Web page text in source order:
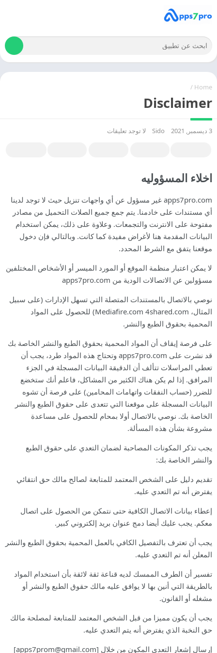
Home
/
Disclaimer
3 ديسمبر, 2021 Sido لا توجد تعليقات
اخلاء المسؤوليه
apps7pro.com غير مسؤول عن أي واجهات تنزيل حيث لا توجد لدينا
أي مستندات على خادمنا. يتم جمع جميع الصلات التحميل من مصادر
مفتوحة على الانترنت والتجمعات. وعلاوة على ذلك، يمكن استخدام
البيانات المقدمة هنا لأغراض مفيدة كما كانت. وبالتالي فإن دخول
موقعنا يتفق مع الشرط المحدد.
لا يمكن اعتبار منظمة الموقع أو المورد الميسر أو الأشخاص المختلفين
مسؤولين عن الاتصالات الودية من apps7pro.com
نوصي بالاتصال بالمستندات المتصلة التي تسهل الإدارات (على سبيل
المثال، Mediafire.com 4shared.com) للحصول على المواد
المحمية بحقوق الطبع والنشر.
على فرصة إيقاف أن المواد المحمية بحقوق الطبع والنشر الخاصة بك
قد نشرت على apps7pro.com وتحتاج هذه المواد طرد، يجب أن
تعطي المراسلات تتألف أن الدقيقة البيانات المسجلة في الجزء
المرافق. إذا لم يكن هناك الكثير من المشاكل، فاعلم أنك ستخضع
للضرر (حساب النفقات واتهامات المحامين) على فرصة أن تشوه
البيانات المسجلة على موقعنا التي تتعدى على حقوق الطبع والنشر
الخاصة بك. نوصي بالاتصال أولا بمحام للحصول على مساعدة
مشروعة بشأن هذه المسألة.
يجب تذكر المكونات المصاحبة لضمان التعدي على حقوق الطبع
والنشر الخاصة بك:
تقديم دليل على الشخص المعتمد للمتابعة لصالح مالك حق انتقائي
يفترض أنه تم التعدي عليه.
إعطاء بيانات الاتصال الكافية حتى نتمكن من الحصول على اتصال
معكم. يجب عليك أيضا دمج عنوان بريد إلكتروني كبير.
يجب أن تعترف بالتفصيل الكافي بالعمل المحمية بحقوق الطبع والنشر
المعلن أنه تم التعدي عليه.
تفسير أن الطرف الممسك لديه قناعة ثقة لائقة بأن استخدام المواد
بالطريقة التي أنين بها لا يوافق عليه مالك حقوق الطبع والنشر أو
مشغله أو القانون.
يجب أن يكون مميزا من قبل الشخص المعتمد للمتابعة لمصلحة مالك
حق النخبة الذي يفترض أنه يتم التعدي عليه.
إرسال إشعار التعدي المكون من خلال [apps7prom@gmail.com
]